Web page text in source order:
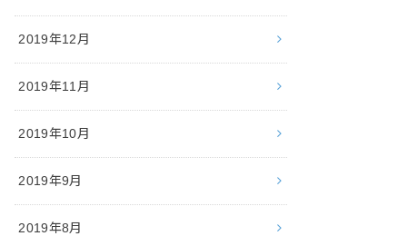
2019年12月
2019年11月
2019年10月
2019年9月
2019年8月